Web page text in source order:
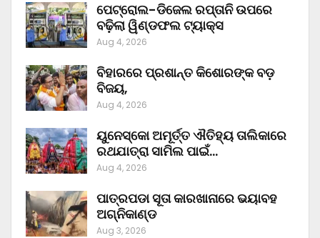
ପେଟ୍ରୋଲ-ଡିଜେଲ ରପ୍ତାନି ଉପରେ
ବଢ଼ିଲା ୱିଣ୍ଡଫଲ ଟ୍ୟାକ୍ସ
Aug 4, 2026
ବିହାରରେ ପ୍ରଶାନ୍ତ କିଶୋରଙ୍କ ବଡ଼
ବିଜୟ,
Aug 4, 2026
ୟୁନେସ୍କୋ ଅମୂର୍ତ୍ତ ଐତିହ୍ୟ ତାଲିକାରେ
ରଥଯାତ୍ରା ସାମିଲ ପାଇଁ…
Aug 4, 2026
ପାତ୍ରପଡା ସୂତା କାରଖାନାରେ ଭୟାବହ
ଅଗ୍ନିକାଣ୍ଡ
Aug 3, 2026